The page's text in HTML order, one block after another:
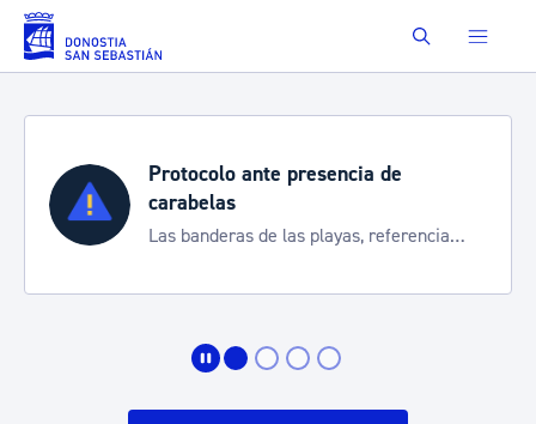
Saltar al contenido principal Buscar
Protocolo ante presencia de
carabelas
Las banderas de las playas, referencia